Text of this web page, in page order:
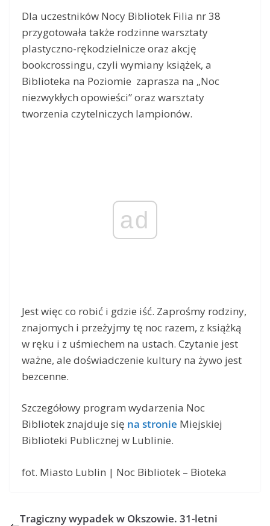
Dla uczestników Nocy Bibliotek Filia nr 38
przygotowała także rodzinne warsztaty
plastyczno-rękodzielnicze oraz akcję
bookcrossingu, czyli wymiany książek, a
Biblioteka na Poziomie zaprasza na „Noc
niezwykłych opowieści” oraz warsztaty
tworzenia czytelniczych lampionów.
ad
Jest więc co robić i gdzie iść. Zaprośmy rodziny,
znajomych i przeżyjmy tę noc razem, z książką
w ręku i z uśmiechem na ustach. Czytanie jest
ważne, ale doświadczenie kultury na żywo jest
bezcenne.
Szczegółowy program wydarzenia Noc
Bibliotek znajduje się na stronie Miejskiej
Biblioteki Publicznej w Lublinie.
fot. Miasto Lublin | Noc Bibliotek – Bioteka
Tragiczny wypadek w Okszowie. 31-letni